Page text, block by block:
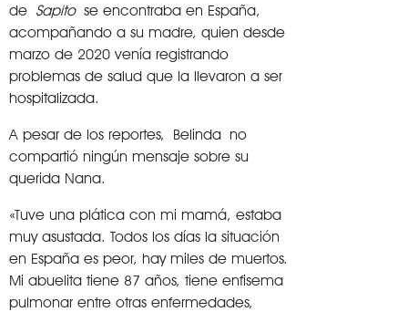
de Sapitose encontraba en España,
acompañando a su madre, quien desde
marzo de 2020 venía registrando
problemas de salud que la llevaron a ser
hospitalizada.
A pesar de los reportes, Belinda no
compartió ningún mensaje sobre su
querida Nana.
«Tuve una plática con mi mamá, estaba
muy asustada. Todos los días la situación
en España es peor, hay miles de muertos.
Mi abuelita tiene 87 años, tiene enfisema
pulmonar entre otras enfermedades,